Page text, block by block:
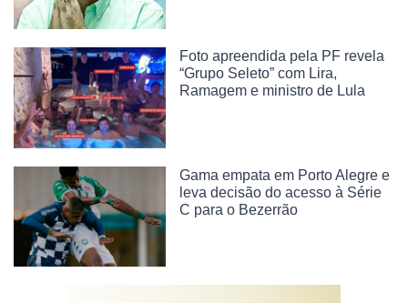
Foto apreendida pela PF revela
“Grupo Seleto” com Lira,
Ramagem e ministro de Lula
Gama empata em Porto Alegre e
leva decisão do acesso à Série
C para o Bezerrão